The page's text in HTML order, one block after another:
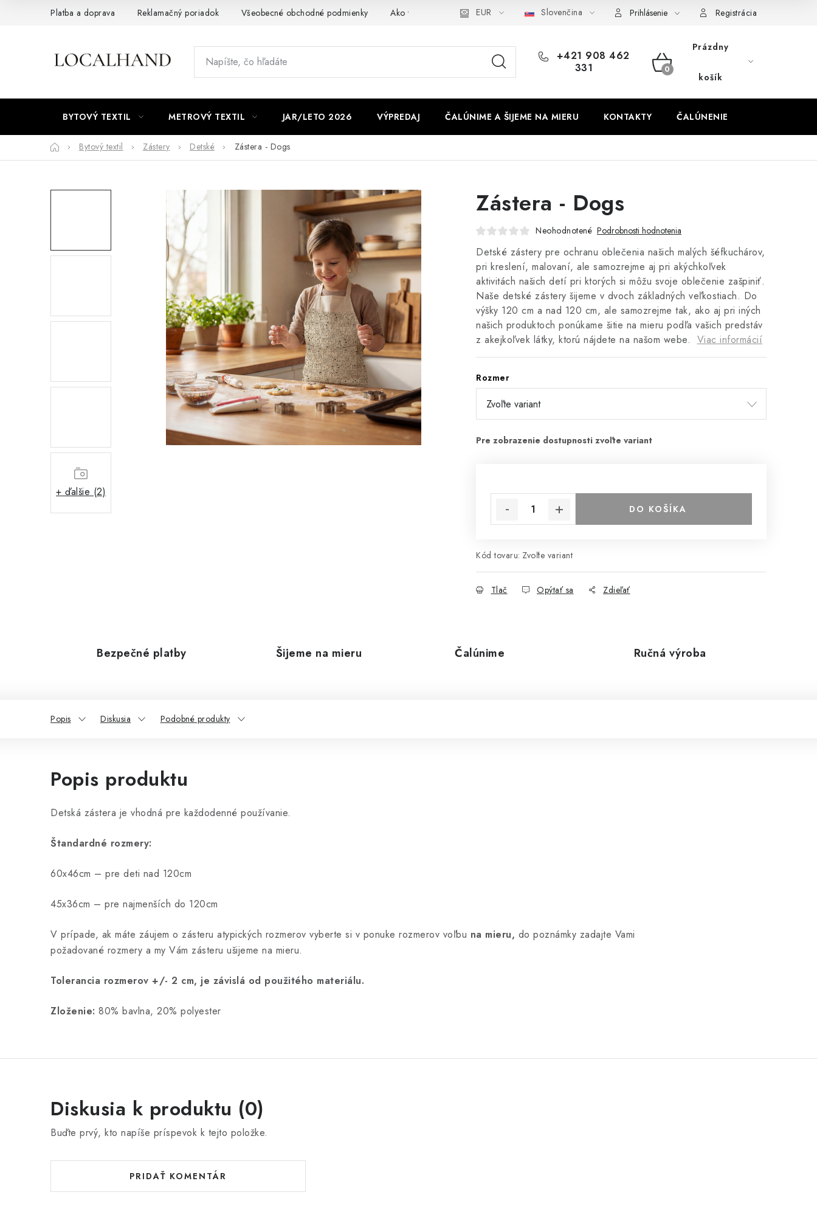
Platba a doprava Reklamačný poriadok Všeobecné obchodné podmienky Ako využíváme cookies Ochrana osobných údajov Odstúpenie od zmluvy
EUR Slovenčina Prihlásenie Registrácia
+421 908 462
331
NÁKUPNÝ
Prázdny
košík
BYTOVÝ TEXTIL METROVÝ TEXTIL JAR/LETO 2026 VÝPREDAJ ČALÚNIME A ŠIJEME NA MIERU KONTAKTY ČALÚNENIE
DomovBytový textil Zástery Detské Zástera - Dogs
+ ďalšie (2)
Zástera - Dogs
Neohodnotené Podrobnosti hodnotenia
Detské zástery pre ochranu oblečenia našich malých šéfkuchárov,
pri kreslení, malovaní, ale samozrejme aj pri akýchkoľvek
aktivitách našich detí pri ktorých si môžu svoje oblečenie zašpiniť.
Naše detské zástery šijeme v dvoch základných veľkostiach. Do
výšky 120 cm a nad 120 cm, ale samozrejme tak, ako aj pri iných
našich produktoch ponúkame šitie na mieru podľa vašich predstáv
z akejkoľvek látky, ktorú nájdete na našom webe. Viac informácií
Rozmer
DO KOŠÍKA
Kód tovaru: Zvoľte variant
Tlač Opýtať sa Zdieľať
Bezpečné platby Šijeme na mieru Čalúnime Ručná výroba
Popis Diskusia Podobné produkty
Popis produktu
Detská zástera je vhodná pre každodenné používanie.
Štandardné rozmery:
60x46cm – pre deti nad 120cm
45x36cm – pre najmenších do 120cm
V prípade, ak máte záujem o zásteru atypických rozmerov vyberte si v ponuke rozmerov voľbu na mieru, do poznámky zadajte Vami
požadované rozmery a my Vám zásteru ušijeme na mieru.
Tolerancia rozmerov +/- 2 cm, je závislá od použitého materiálu.
Zloženie: 80% bavlna, 20% polyester
Diskusia k produktu (0)
Buďte prvý, kto napíše príspevok k tejto položke.
PRIDAŤ KOMENTÁR